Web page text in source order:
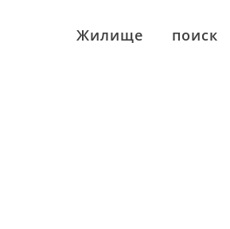
Жилище поиск